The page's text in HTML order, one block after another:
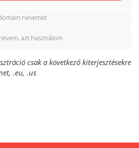
nevemet
azt használom
csak a következő kiterjesztésekre
.eu, .us